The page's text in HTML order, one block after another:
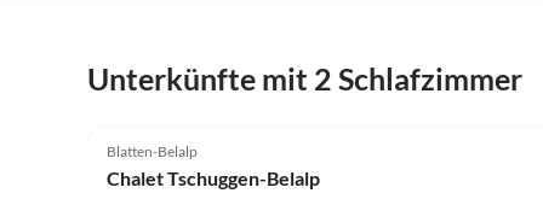
Unterkünfte mit 2 Schlafzimmer
Blatten-Belalp
Chalet Tschuggen-Belalp